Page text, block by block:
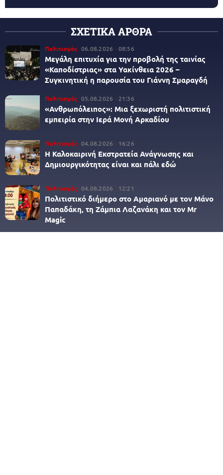
ΣΧΕΤΙΚΑ ΑΡΘΡΑ
Πολιτισμός 06.08.2026 08:56
Μεγάλη επιτυχία για την προβολή της ταινίας
«Καποδίστριας» στα Υακίνθεια 2026 –
Συγκινητική η παρουσία του Γιάννη Σμαραγδή
Πολιτισμός 05.08.2026 21:36
«Ανθρωπόλειπος»: Μια ξεχωριστή πολιτιστική
εμπειρία στην Ιερά Μονή Αρκαδίου
Πολιτισμός 04.08.2026 16:26
Η Καλοκαιρινή Εκστρατεία Ανάγνωσης και
Δημιουργικότητας είναι και πάλι εδώ
Πολιτισμός 04.08.2026 12:21
Πολιτιστικό διήμερο στο Αμαριανό με τον Μάνο
Παπαδάκη, τη Ζάμπια Λαζανάκη και τον Mr
Magic